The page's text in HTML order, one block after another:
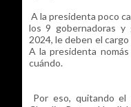
A la presidenta poco
los 9 gobernadoras y
2024, le deben el
A la presidenta
cuándo.
Por eso, quitando el